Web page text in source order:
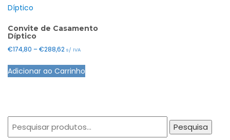
Convite de Casamento
Díptico
€174,80 –€288,62Price
€174,80
s/ IVA
Adicionar ao Carrinho
This
product
The
options
Pesquisar
Pesquisa